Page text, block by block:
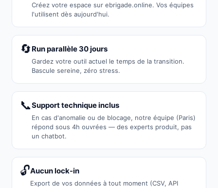
Créez votre espace sur ebrigade.online. Vos équipes
l'utilisent dès aujourd'hui.
🔄 Run parallèle 30 jours
Gardez votre outil actuel le temps de la transition.
Bascule sereine, zéro stress.
📞Support technique inclus
En cas d'anomalie ou de blocage, notre équipe (Paris)
répond sous 4h ouvrées — des experts produit, pas
un chatbot.
🔓Aucun lock-in
Export de vos données à tout moment (CSV, API